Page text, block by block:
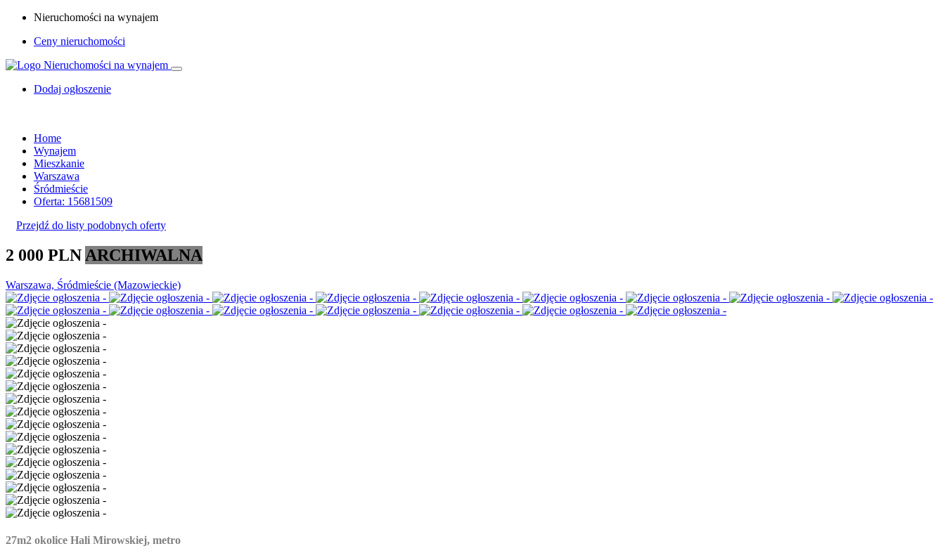
Nieruchomości na wynajem
Ceny nieruchomości
Dodaj ogłoszenie
Home
Wynajem
Mieszkanie
Warszawa
Śródmieście
Oferta: 15681509
Przejdź do listy podobnych oferty
2 000 PLN ARCHIWALNA
Warszawa, Śródmieście (Mazowieckie)
27m2 okolice Hali Mirowskiej, metro